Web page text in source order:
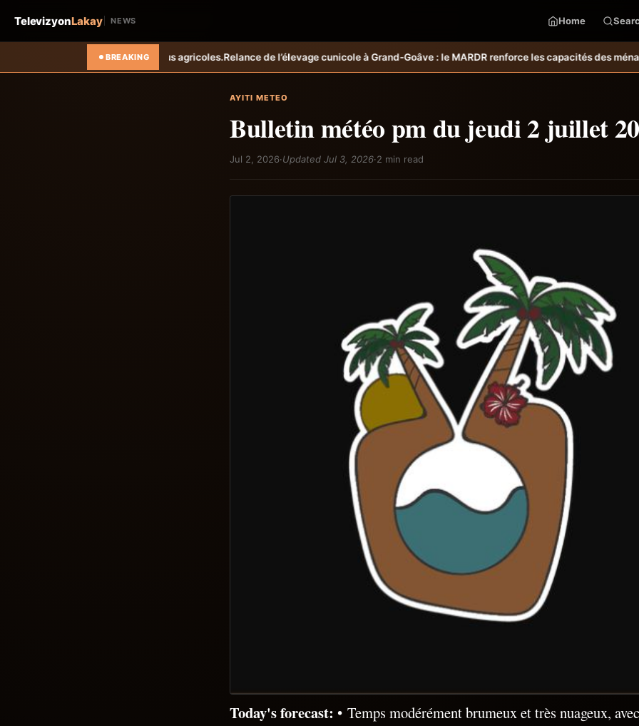
TelevizyonLakay NEWS Home
BREAKING
Relance de l’élevage cunicole à Grand-Goâve : le MARDR renforce les capacités des ménages affectés par l’ouragan Melissa.
AYITI METEO
Bulletin météo pm du jeudi 2 juillet
Jul 2, 2026·Updated Jul 3, 2026·2 min read
Today's forecast: • Temps modérément brumeux et très nuageux,